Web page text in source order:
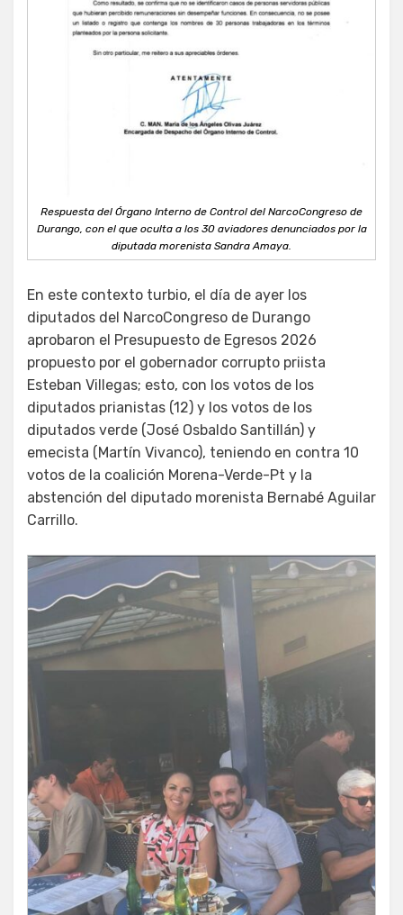
Respuesta del Órgano Interno de Control del NarcoCongreso de
Durango, con el que oculta a los 30 aviadores denunciados por la
diputada morenista Sandra Amaya.
En este contexto turbio, el día de ayer los
diputados del NarcoCongreso de Durango
aprobaron el Presupuesto de Egresos 2026
propuesto por el gobernador corrupto priista
Esteban Villegas; esto, con los votos de los
diputados prianistas (12) y los votos de los
diputados verde (José Osbaldo Santillán) y
emecista (Martín Vivanco), teniendo en contra 10
votos de la coalición Morena-Verde-Pt y la
abstención del diputado morenista Bernabé Aguilar
Carrillo.